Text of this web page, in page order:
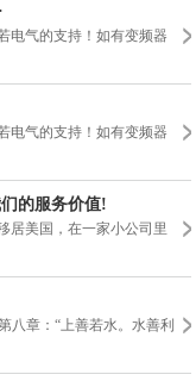
电气的支持！如有变频器
电气的支持！如有变频器
的服务价值!
居美国，在一家小公司里
章：“上善若水。水善利